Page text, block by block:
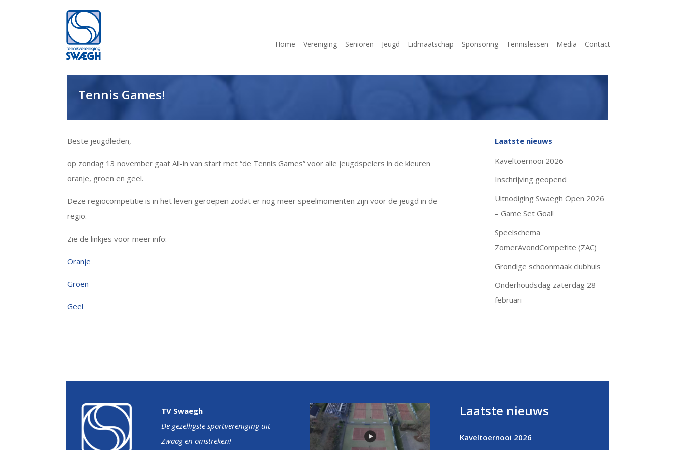
Home Vereniging Senioren Jeugd Lidmaatschap Sponsoring Tennislessen Media Contact
Tennis Games!
Beste jeugdleden,
op zondag 13 november gaat All-in van start met “de Tennis Games” voor alle jeugdspelers in de kleuren
oranje, groen en geel.
Deze regiocompetitie is in het leven geroepen zodat er nog meer speelmomenten zijn voor de jeugd in de
regio.
Zie de linkjes voor meer info:
Oranje
Groen
Geel
Laatste nieuws
Kaveltoernooi 2026
Inschrijving geopend
Uitnodiging Swaegh Open 2026
– Game Set Goal!
Speelschema
ZomerAvondCompetite (ZAC)
Grondige schoonmaak clubhuis
Onderhoudsdag zaterdag 28
februari
TV Swaegh
De gezelligste sportvereniging uit
Zwaag en omstreken!
Laatste nieuws
Kaveltoernooi 2026